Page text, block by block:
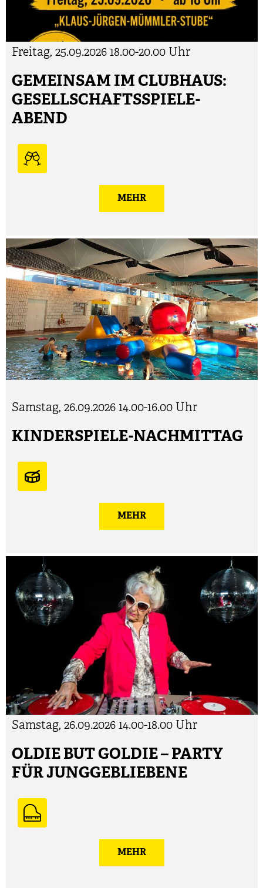
Freitag, 25.09.2026 18.00-20.00 Uhr
GEMEINSAM IM CLUBHAUS:
GESELLSCHAFTSSPIELE-
ABEND
MEHR
Samstag, 26.09.2026 14.00-16.00 Uhr
KINDERSPIELE-NACHMITTAG
MEHR
Samstag, 26.09.2026 14.00-18.00 Uhr
OLDIE BUT GOLDIE – PARTY
FÜR JUNGGEBLIEBENE
MEHR